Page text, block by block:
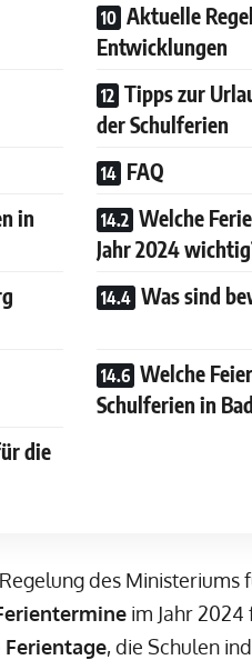
Aktuelle
Entwicklungen
Tipps zur
der Schulferien
FAQ
in
Welche
Jahr 2024
Was sind
Welche
Schulferien in
die
des Ministeriums
im Jahr 2024
, die Schulen